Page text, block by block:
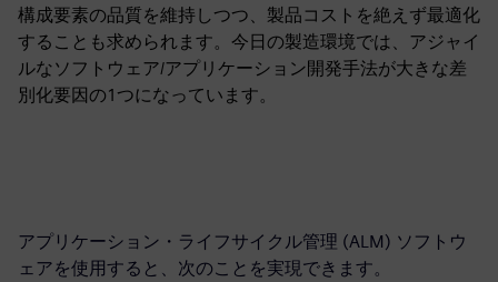
構成要素の品質を維持しつつ、製品コストを絶えず最適化
することも求められます。今日の製造環境では、アジャイ
ルなソフトウェア/アプリケーション開発手法が大きな差
別化要因の1つになっています。
アプリケーション・ライフサイクル管理 (ALM) ソフトウ
ェアを使用すると、次のことを実現できます。